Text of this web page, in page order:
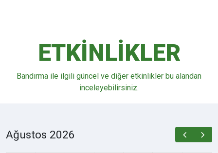
ETKİNLİKLER
Bandırma ile ilgili güncel ve diğer etkinlikler bu alandan
inceleyebilirsiniz.
Ağustos 2026